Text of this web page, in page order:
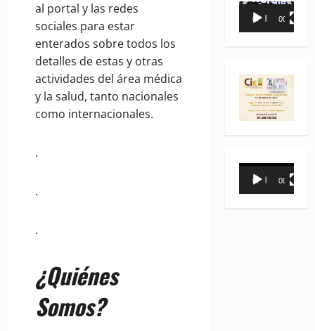
al portal y las redes
sociales para estar
enterados sobre todos los
detalles de estas y otras
actividades del área médica
y la salud, tanto nacionales
como internacionales.
.
.
.
¿Quiénes
Somos?
Reproductor
00:00 00:35
Reproductor
00:00 00:31